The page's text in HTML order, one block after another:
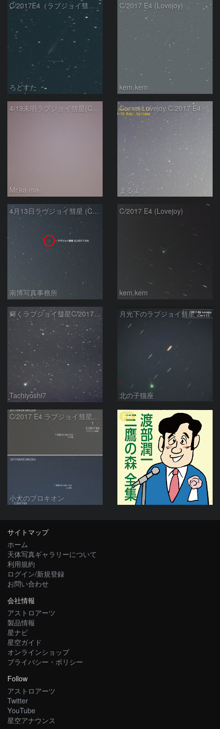
C/2017E4（ラブジョイ彗星）
ろどすた
C/2017 E4 (Lovejoy)
kem.kem
4/19未明ラブジョイ彗星(C/2017E4)とM31
Mr.ka-ma-
Comet Lovejoy C/2017 E4
まるよ
4月13日ラヴジョイ彗星 (C/2017 E4)
南博写真事務所
C/2017 E4 (Lovejoy)
kem.kem
輝くラブジョイ彗星C/2017E4
Tachiyoshi7
月光下のラブジョイ彗星 2017E4 Lovejoy
北の子猫座
C/2017 E4 ラブジョイ彗星の動き
小犬のプロキオン
PR
サイトマップ
ホーム
天体写真ギャラリーについて
利用規約
ログイン/新規登録
お問い合わせ
会社情報
アストロアーツ
製品情報
星ナビ
星空ガイド
オンラインショップ
プライバシー・ポリシー
Follow
アストロアーツ
Twitter
YouTube
星空アナウンス